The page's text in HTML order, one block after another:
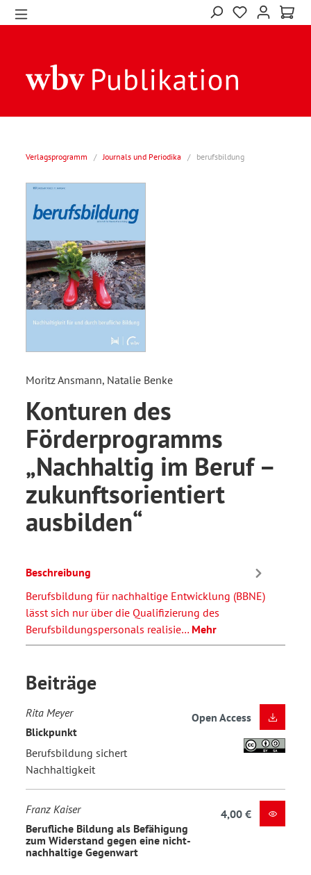
Verlagsprogramm / Journals und Periodika / berufsbildung
Moritz Ansmann, Natalie Benke
Konturen des
Förderprogramms
„Nachhaltig im Beruf –
zukunftsorientiert
ausbilden“
Beschreibung
Berufsbildung für nachhaltige Entwicklung (BBNE)
lässt sich nur über die Qualifizierung des
Berufsbildungspersonals realisie… Mehr
Beiträge
Rita Meyer
Blickpunkt
Berufsbildung sichert
Nachhaltigkeit
Open Access
Franz Kaiser
Berufliche Bildung als Befähigung
zum Widerstand gegen eine nicht-
nachhaltige Gegenwart
4,00 €